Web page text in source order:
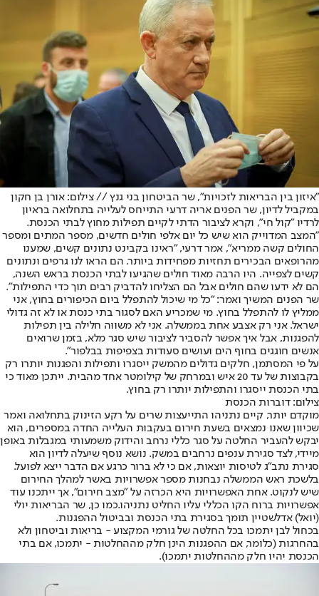
"איזון בין הבריאות לזכויות", שר הביטחון בני גנץ // צילום: אורן בן חקון
במקביל לדיון, שר הפנים אריה דרעי התייחס לעלייה בתחלואה בראיון
לרדיו "קול חי", וקרא לציבור הדתי לקיים תפילות מחוץ לבתי הכנסת.
״המצב המדוייק הוא שיש כל יום אלפי חולים חדשים, מספר המתים ומספר
החולים קשה ממריא", אמר דרעי, "ראינו בקבינט נתונים קשים, שמענו
מהרופאים הבכירים תחזיות מפחידות ביותר. הם הראו לנו גרפים ונתונים
קשים לצפייה. היו הרבה מאוד חולים שהגיעו לבתי הכנסת בראש השנה,
הם לא ידעו שהם חולים אבל הם הצליחו להדביק רבים תוך כדי התפילות״.
שר הפנים המשיך ואמר: "כל מי שיכול להתפלל ביום הכיפורים בחוץ, אני
ממליץ לו להתפלל בחוץ. מי שמכריע האם לסגור בתי כנסת או לא זה גדולי
ישראל. אני רק אצבע אחת בממשלה. אני לא משווה חלילה בין תפילות
להפגנות, אבל איך אפשר להסביר לציבור שיש סגר מלא, בזמן שרואים
אנשים חוגגים בחוף הים ועושים סעודות בצפיפות בבלפור".
על פי המסתמן, חלקים גדולים מהמשק ייסגרו ותפילות והפגנות יותרו רק
בקבוצות של עד 20 איש ובמרחק של קילומטר אחד מהבית. ייתכן מאוד כי
בתי הכנסת ייסגרו והתפילות יותרו רק בחוץ.
צילום: דוברות הכנסת
מוקדם יותר, קיים נתניהו התייעצות שרים על רקע הזינוק בתחלואה ואמר
שכיוון שאנו נמצאים בשעת חירום בעקבות העלייה החדה במספרים, הוא
יבקש להעביר החלטה על סגר כללי נרחב והידוק משמעותי במגבלות באופן
מיידי, לצד סגירת ענפים נרחבים במשק. נושא נוסף שיעלה לדיון הוא
סגירת נתב"ג לטיסות יוצאות, אם כי לא ברור כרגע אם הדבר ייצא לפועל.
בלשכת ראש הממשלה נבחנות מספר אפשרויות באשר למהלך החירום
שיש לנקוט. אחת האפשרויות היא הכרזה על "מצב חירום", אך ייתכנו עוד
אפשרויות ברוח הקו הכללי עליו החליט נתניהו.כמו כן, שר הבריאות יולי
(יואל) אדלשטיין תומך בסגירת בתי הכנסת ובביטול ההפגנות.
בכחול לבן יתמכו בכל החלטה של גורמי המקצוע - בריאות וביטחון ולא
בהחרגות (כלומר, אם ההפגנות הינן חלק מההחלטות - יתמכו, אם בתי
הכנסת יהיו חלק מההחלטות יתמכו).